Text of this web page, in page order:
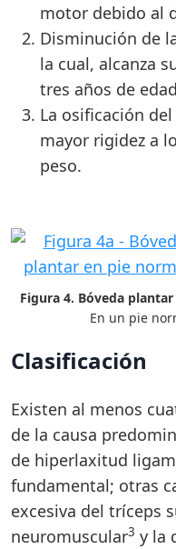
motor debido al
Disminución de
la cual, alcanza
tres años de
La osificación
mayor rigidez a
peso.
Figura 4. Bóveda
En un pie
Clasificación
Existen al menos
de la causa
de hiperlaxitud
fundamental; otras
excesiva del tríceps
neuromuscular3 y la